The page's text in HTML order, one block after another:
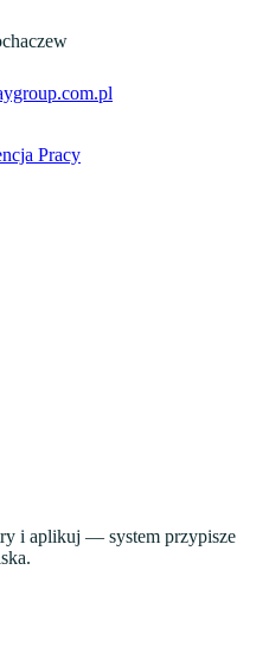
Pracy
i aplikuj — system przypisze